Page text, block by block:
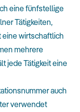
eine fünfstellige
Tätigkeiten,
eine wirtschaftlich
mehrere
jede Tätigkeit eine
auch
verwendet